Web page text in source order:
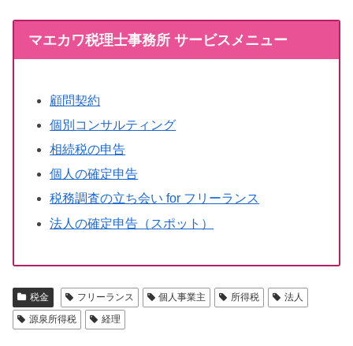
マエカワ税理士事務所 サービスメニュー
顧問契約
個別コンサルティング
相続税の申告
個人の確定申告
税務調査の立ち会い for フリーランス
法人の確定申告（スポット）
税金 フリーランス 個人事業主 所得税
法人
源泉所得税
経理